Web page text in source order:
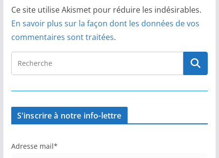
Ce site utilise Akismet pour réduire les indésirables.
En savoir plus sur la façon dont les données de vos
commentaires sont traitées.
S'inscrire à notre info-lettre
Adresse mail*